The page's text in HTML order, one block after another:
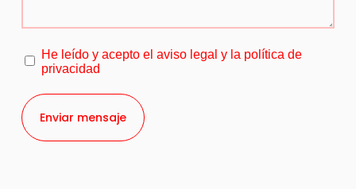
*
He leído y acepto el aviso legal y la política de
privacidad